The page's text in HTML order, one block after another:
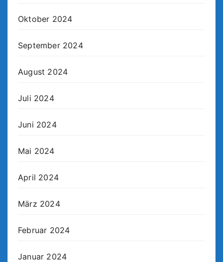
Oktober 2024
September 2024
August 2024
Juli 2024
Juni 2024
Mai 2024
April 2024
März 2024
Februar 2024
Januar 2024